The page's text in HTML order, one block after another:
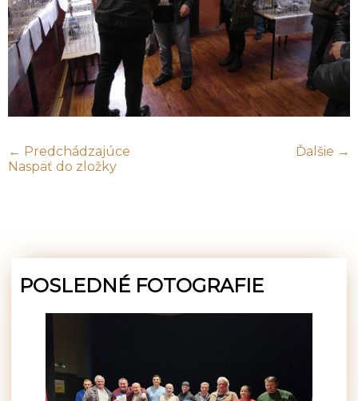
← Predchádzajúce
Ďalšie →
Naspäť do zložky
POSLEDNÉ FOTOGRAFIE